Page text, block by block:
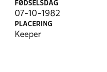
FØDSELSDAG
07-10-1982
PLACERING
Keeper